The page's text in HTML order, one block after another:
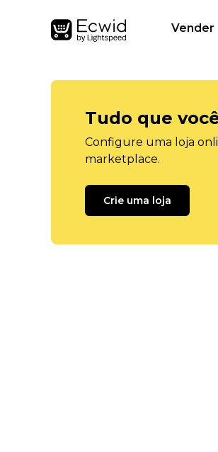
Vender
Tudo que
Configure uma loja
marketplace.
Crie uma loja